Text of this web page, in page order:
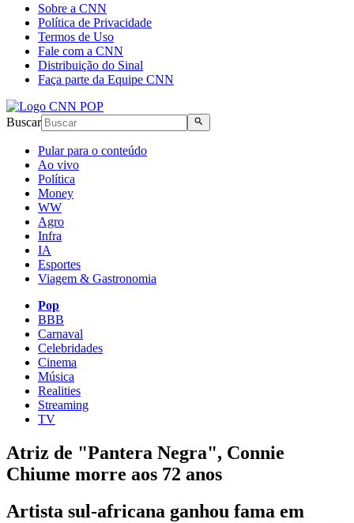
Sobre a CNN
Política de Privacidade
Termos de Uso
Fale com a CNN
Distribuição do Sinal
Faça parte da Equipe CNN
Buscar
Pular para o conteúdo
Ao vivo
Política
Money
WW
Agro
Infra
IA
Esportes
Viagem & Gastronomia
Pop
BBB
Carnaval
Celebridades
Cinema
Música
Realities
Streaming
TV
Atriz de "Pantera Negra", Connie
Chiume morre aos 72 anos
Artista sul-africana ganhou fama em